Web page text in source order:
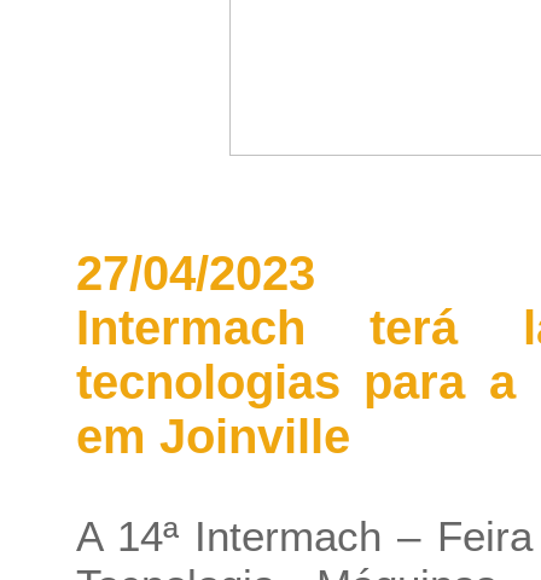
27/04/2023
Intermach terá
tecnologias para a
em Joinville
A 14ª Intermach –